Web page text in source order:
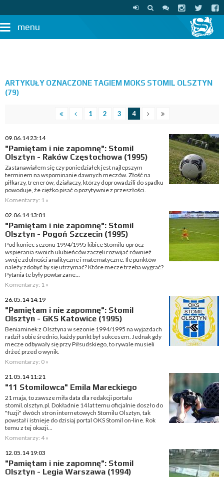
menu
ARTYKUŁY OZNACZONE TAGIEM MOKS STOMIL OLSZTYN
(79)
1 2 3 4
09.06.14 23:14
"Pamiętam i nie zapomnę": Stomil
Olsztyn - Raków Częstochowa (1995)
Zastanawiałem się czy poniedziałek jest najlepszym
terminem na wspominanie dawnych meczów. Złość na
piłkarzy, trenerów, działaczy, którzy doprowadzili do spadku
powoduje, że ciężko pisać o pozytywnie z przeszłości.
Komentarzy: 1 »
02.06.14 13:01
"Pamiętam i nie zapomnę": Stomil
Olsztyn - Pogoń Szczecin (1995)
Pod koniec sezonu 1994/1995 kibice Stomilu oprócz
wspierania swoich ulubieńców zaczęli rozwijać również
swoje zdolności analityczne i matematyczne. Ile punktów
należy zdobyć by się utrzymać? Które mecze trzeba wygrać?
Pytania te były powtarzane...
Komentarzy: 1 »
26.05.14 14:19
"Pamiętam i nie zapomnę": Stomil
Olsztyn - GKS Katowice (1995)
Beniaminek z Olsztyna w sezonie 1994/1995 na wyjazdach
radził sobie średnio, każdy punkt był sukcesem. Jednak gdy
mecze odbywały się przy Piłsudskiego, to rywale musieli
drżeć przed o wynik.
Komentarzy: 0 »
21.05.14 11:21
"11 Stomilowca" Emila Mareckiego
21 maja, to zawsze miła data dla redakcji portalu
stomil.olsztyn.pl. Dokładnie 14 lat temu oficjalnie doszło do
"fuzji" dwóch stron internetowych Stomilu Olsztyn, tak
powstał i istnieje do dzisiaj portal OKS Stomil on-line. Rok
temu z tej okazji...
Komentarzy: 4 »
12.05.14 19:03
"Pamiętam i nie zapomnę": Stomil
Olsztyn - Legia Warszawa (1994)